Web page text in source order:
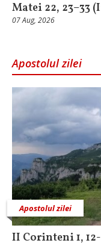
Matei 22, 23–33
07 Aug, 2026
Apostolul zilei
Apostolul zilei
II Corinteni 1,